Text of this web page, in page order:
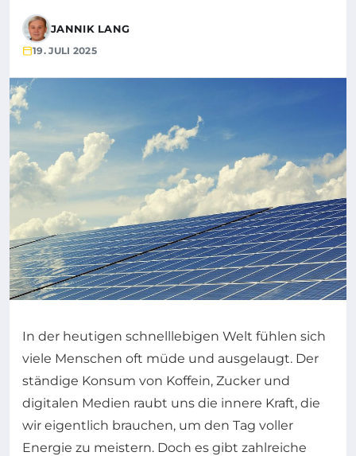
JANNIK LANG
19. JULI 2025
In der heutigen schnelllebigen Welt fühlen sich
viele Menschen oft müde und ausgelaugt. Der
ständige Konsum von Koffein, Zucker und
digitalen Medien raubt uns die innere Kraft, die
wir eigentlich brauchen, um den Tag voller
Energie zu meistern. Doch es gibt zahlreiche